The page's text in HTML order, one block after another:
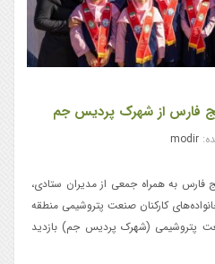
فارس از شهرک پردیس جم
modir
فارس به همراه جمعی از مدیران ستادی،
کارکنان صنعت پتروشیمی منطقه
پتروشیمی (شهرک پردیس جم) بازدید